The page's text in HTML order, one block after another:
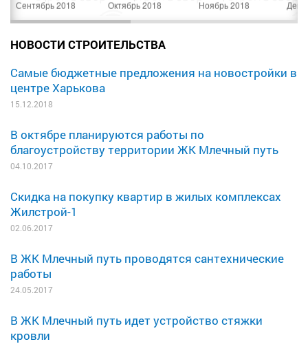
НОВОСТИ СТРОИТЕЛЬСТВА
Самые бюджетные предложения на новостройки в
центре Харькова
15.12.2018
В октябре планируются работы по
благоустройству территории ЖК Млечный путь
04.10.2017
Скидка на покупку квартир в жилых комплексах
Жилстрой-1
02.06.2017
В ЖК Млечный путь проводятся сантехнические
работы
24.05.2017
В ЖК Млечный путь идет устройство стяжки
кровли